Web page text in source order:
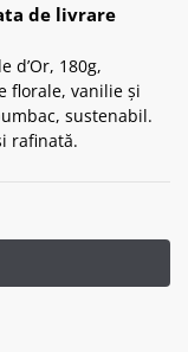
de livrare
d’Or, 180g,
florale, vanilie și
sustenabil.
rafinată.